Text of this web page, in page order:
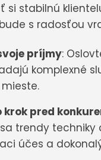
si stabilnú
s radosťou
príjmy:
komplexné
krok pred
trendy techniky
účes a